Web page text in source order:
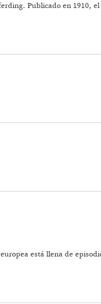
Publicado en 1910,
está llena de